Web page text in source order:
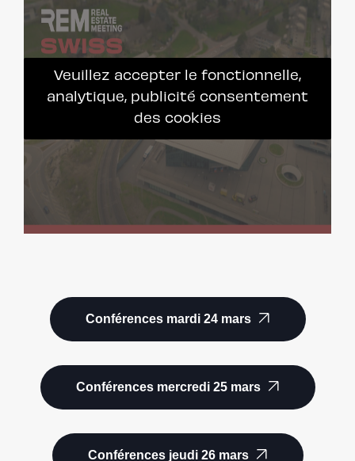
Veuillez accepter le fonctionnelle,
analytique, publicité consentement
des cookies
Conférences mardi 24 mars
Conférences mercredi 25 mars
Conférences jeudi 26 mars